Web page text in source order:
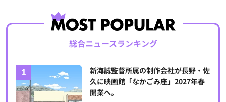
総合ニュースランキング
新海誠監督所属の制作会社が長野・佐
久に映画館「なかごみ座」2027年春
開業へ。